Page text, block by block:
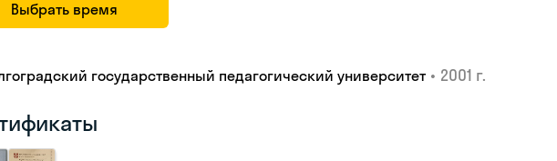
Выбрать время
государственный педагогический университет • 2001 г.